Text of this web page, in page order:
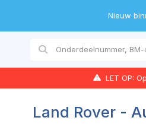
Nieuw
LET OP: Op
Land Rover -